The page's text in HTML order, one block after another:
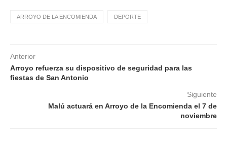
ARROYO DE LA ENCOMIENDA DEPORTE
Anterior
Arroyo refuerza su dispositivo de seguridad para las
fiestas de San Antonio
Siguiente
Malú actuará en Arroyo de la Encomienda el 7 de
noviembre